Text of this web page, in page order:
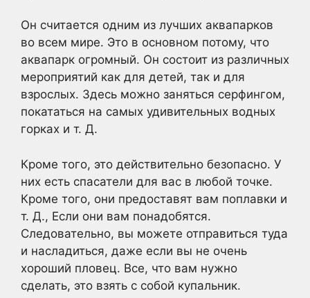
Он считается одним из лучших аквапарков
во всем мире. Это в основном потому, что
аквапарк огромный. Он состоит из различных
мероприятий как для детей, так и для
взрослых. Здесь можно заняться серфингом,
покататься на самых удивительных водных
горках и т. Д.
Кроме того, это действительно безопасно. У
них есть спасатели для вас в любой точке.
Кроме того, они предоставят вам поплавки и
т. Д., Если они вам понадобятся.
Следовательно, вы можете отправиться туда
и насладиться, даже если вы не очень
хороший пловец. Все, что вам нужно
сделать, это взять с собой купальник.